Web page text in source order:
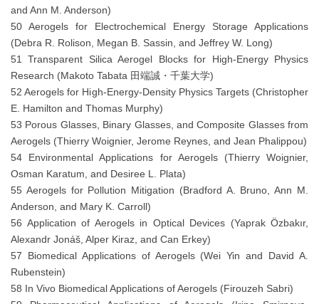
and Ann M. Anderson)
50 Aerogels for Electrochemical Energy Storage Applications
(Debra R. Rolison, Megan B. Sassin, and Jeffrey W. Long)
51 Transparent Silica Aerogel Blocks for High-Energy Physics
Research (Makoto Tabata 田端誠・千葉大学)
52 Aerogels for High-Energy-Density Physics Targets (Christopher
E. Hamilton and Thomas Murphy)
53 Porous Glasses, Binary Glasses, and Composite Glasses from
Aerogels (Thierry Woignier, Jerome Reynes, and Jean Phalippou)
54 Environmental Applications for Aerogels (Thierry Woignier,
Osman Karatum, and Desiree L. Plata)
55 Aerogels for Pollution Mitigation (Bradford A. Bruno, Ann M.
Anderson, and Mary K. Carroll)
56 Application of Aerogels in Optical Devices (Yaprak Özbakır,
Alexandr Jonáš, Alper Kiraz, and Can Erkey)
57 Biomedical Applications of Aerogels (Wei Yin and David A.
Rubenstein)
58 In Vivo Biomedical Applications of Aerogels (Firouzeh Sabri)